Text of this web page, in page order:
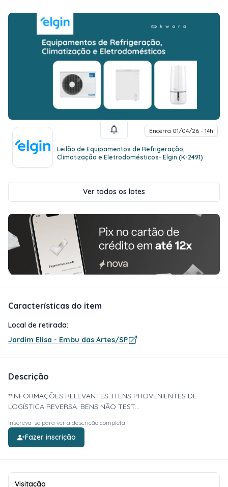
Encerra 01/04/26 - 14h
Leilão de Equipamentos de Refrigeração,
Climatização e Eletrodomésticos- Elgin (K-2491)
Ver todos os lotes
Características do item
Local de retirada:
Jardim Elisa - Embu das Artes/SP
Descrição
**INFORMAÇÕES RELEVANTES: ITENS PROVENIENTES DE
LOGÍSTICA REVERSA. BENS NÃO TEST...
Inscreva-se para ver a descrição completa
Fazer inscrição
Visitação